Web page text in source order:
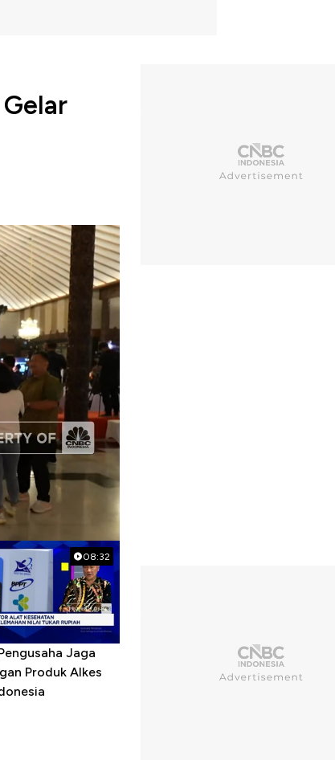
Lentera Harapan
14 Mei 2024 lalu.
(17/05/2024).
08:32
Jaga
Produk Alkes